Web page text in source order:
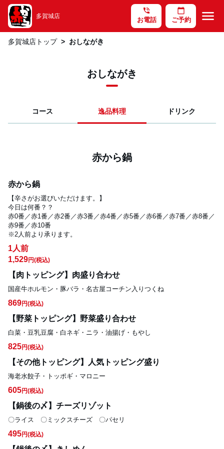
phone_in_talk
お電話
calendar_today
ご予約 menu
多賀城店
多賀城店トップ おしながき
おしながき
コース 逸品料理 ドリンク
赤から鍋
赤から鍋
【辛さがお選びいただけます。】
今日は何番？？
赤0番／赤1番／赤2番／赤3番／赤4番／赤5番／赤6番／赤7番／赤8番／
赤9番／赤10番
※2人前より承ります。
1人前
1,529円(税込)
【肉トッピング】肉盛り合わせ
国産牛ホルモン・豚バラ・名古屋コーチン入りつくね
869円(税込)
【野菜トッピング】野菜盛り合わせ
白菜・豆乳豆腐・白ネギ・ニラ・油揚げ・もやし
825円(税込)
【その他トッピング】人気トッピング盛り
海老水餃子・トッポギ・マロニー
605円(税込)
【鍋後の〆】チーズリゾット
〇ライス　〇ミックスチーズ　〇パセリ
495円(税込)